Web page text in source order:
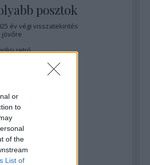
or
to
of the
List of
posztok
év végi visszatekintés
jövőre
retró
a teljes OLL!
tanulós nap
OLL felé félúton